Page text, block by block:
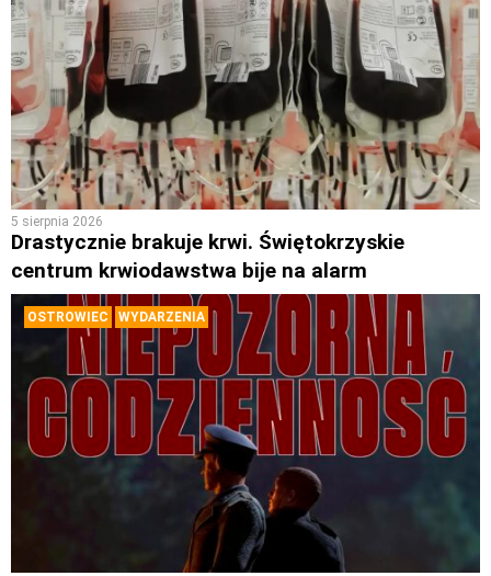
5 sierpnia 2026
Drastycznie brakuje krwi. Świętokrzyskie
centrum krwiodawstwa bije na alarm
OSTROWIEC WYDARZENIA